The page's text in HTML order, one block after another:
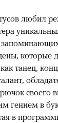
любил
которые
танец,
своего
гением в
в